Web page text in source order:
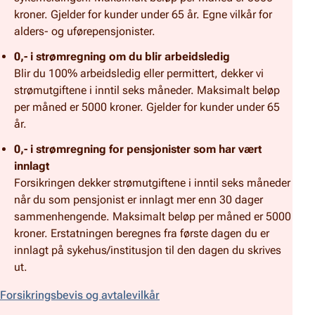
kroner. Gjelder for kunder under 65 år. Egne vilkår for
alders- og uførepensjonister.
0,- i strømregning om du blir arbeidsledig
Blir du 100% arbeidsledig eller permittert, dekker vi
strømutgiftene i inntil seks måneder. Maksimalt beløp
per måned er 5000 kroner. Gjelder for kunder under 65
år.
0,- i strømregning for pensjonister som har vært
innlagt
Forsikringen dekker strømutgiftene i inntil seks måneder
når du som pensjonist er innlagt mer enn 30 dager
sammenhengende. Maksimalt beløp per måned er 5000
kroner. Erstatningen beregnes fra første dagen du er
innlagt på sykehus/institusjon til den dagen du skrives
ut.
Forsikringsbevis og avtalevilkår